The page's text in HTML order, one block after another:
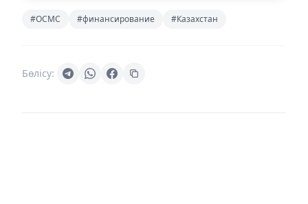
#ОСМС #финансирование #Казахстан
Бөлісу: